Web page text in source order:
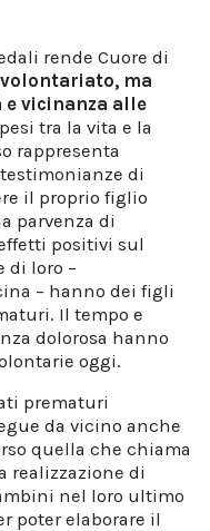
rende Cuore di
ma
e vicinanza alle
tra la vita e la
rappresenta
di
il proprio figlio
parvenza di
positivi sul
di loro –
– hanno dei figli
Il tempo e
dolorosa hanno
oggi.
prematuri
da vicino anche
quella che chiama
realizzazione di
nel loro ultimo
poter elaborare il